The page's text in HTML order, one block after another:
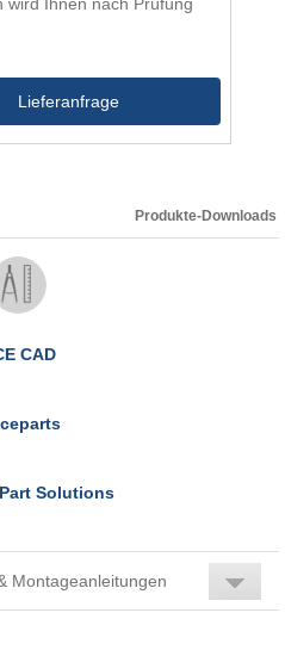
wird Ihnen nach Prüfung
Lieferanfrage
Produkte-Downloads
CAD
Solutions
Montageanleitungen